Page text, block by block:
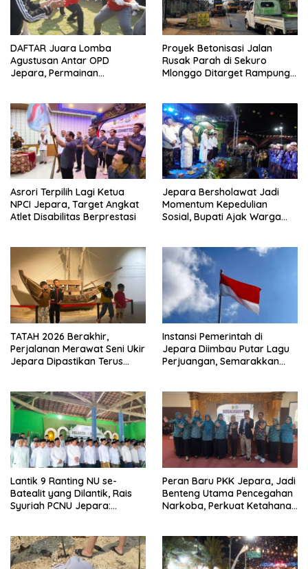
DAFTAR Juara Lomba
Agustusan Antar OPD
Jepara, Permainan
Proyek Betonisasi Jalan
Rusak Parah di Sekuro
Mlonggo Ditarget Rampung
Asrori Terpilih Lagi Ketua
NPCI Jepara, Target Angkat
Atlet Disabilitas Berprestasi
Jepara Bersholawat Jadi
Momentum Kepedulian
Sosial, Bupati Ajak Warga
TATAH 2026 Berakhir,
Perjalanan Merawat Seni Ukir
Jepara Dipastikan Terus
Instansi Pemerintah di
Jepara Diimbau Putar Lagu
Perjuangan, Semarakkan
Lantik 9 Ranting NU se-
Batealit yang Dilantik, Rais
Syuriah PCNU Jepara:
Peran Baru PKK Jepara, Jadi
Benteng Utama Pencegahan
Narkoba, Perkuat Ketahanan